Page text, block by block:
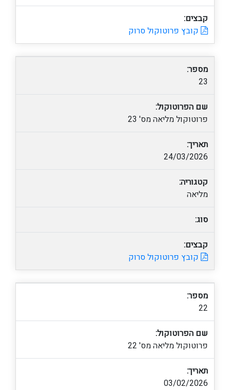
קבצים:
קובץ פרוטוקול סרוק
מספר:
23
שם הפרוטוקול:
פרוטוקול מליאה מס' 23
תאריך:
24/03/2026
קטגוריה:
מליאה
סוג:
קבצים:
קובץ פרוטוקול סרוק
מספר:
22
שם הפרוטוקול:
פרוטוקול מליאה מס' 22
תאריך:
03/02/2026